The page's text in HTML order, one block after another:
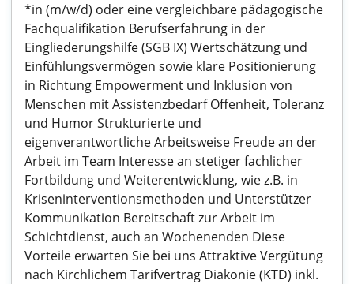
*in (m/w/d) oder eine vergleichbare pädagogische
Fachqualifikation Berufserfahrung in der
Eingliederungshilfe (SGB IX) Wertschätzung und
Einfühlungsvermögen sowie klare Positionierung
in Richtung Empowerment und Inklusion von
Menschen mit Assistenzbedarf Offenheit, Toleranz
und Humor Strukturierte und
eigenverantwortliche Arbeitsweise Freude an der
Arbeit im Team Interesse an stetiger fachlicher
Fortbildung und Weiterentwicklung, wie z.B. in
Krisen­inter­ven­tions­methoden und Unterstützer
Kommunikation Bereitschaft zur Arbeit im
Schichtdienst, auch an Wochenenden Diese
Vorteile erwarten Sie bei uns Attraktive Vergütung
nach Kirchlichem Tarifvertrag Diakonie (KTD) inkl.